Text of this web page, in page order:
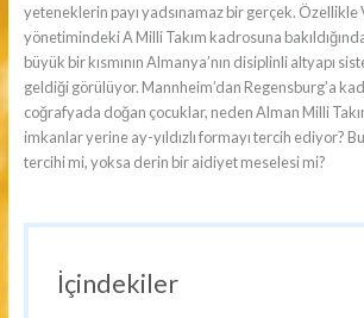
yeteneklerin payı yadsınamaz bir gerçek. Özellikle
yönetimindeki A Milli Takım kadrosuna
büyük bir kısmının Almanya’nın disiplinli altyapı
geldiği görülüyor. Mannheim’dan Regensburg’a
coğrafyada doğan çocuklar, neden Alman Milli
imkanlar yerine ay-yıldızlı formayı tercih ediyor?
tercihi mi, yoksa derin bir aidiyet meselesi mi?
İçindekiler